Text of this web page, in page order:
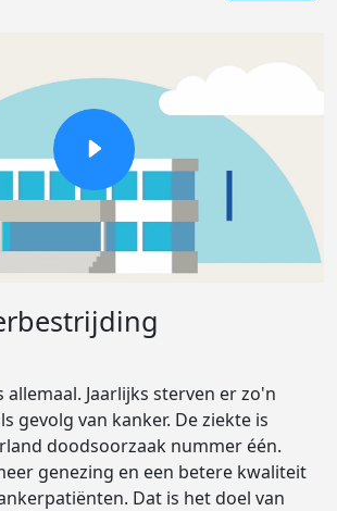
Jaarlijks sterven er zo'n
gevolg van kanker. De ziekte is
doodsoorzaak nummer één.
genezing en een betere kwaliteit
Dat is het doel van